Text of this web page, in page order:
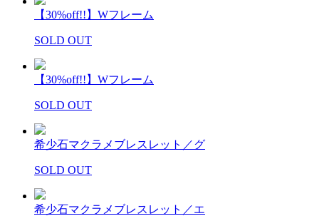
【30%off!!】Wフレーム
SOLD OUT
【30%off!!】Wフレーム
SOLD OUT
希少石マクラメブレスレット／グ
SOLD OUT
希少石マクラメブレスレット／エ